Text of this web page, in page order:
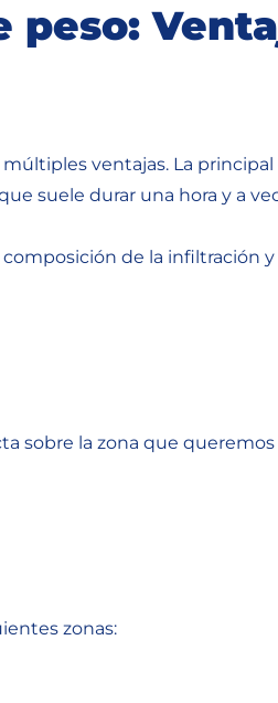
peso:
ventajas. La
suele durar una hora y a
de la infiltración
sobre la zona que
zonas: